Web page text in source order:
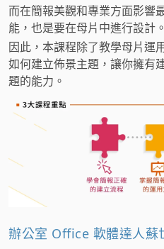
而在簡報美觀和專業方面影響
能，也是要在母片中進行設計。
因此，本課程除了教學母片運
如何建立佈景主題，讓你擁有
題的能力。
辦公室 Office 軟體達人蘇